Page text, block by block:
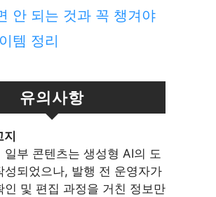
안 되는 것과 꼭 챙겨야
템 정리
유의사항
일부 콘텐츠는 생성형 AI의 도
성되었으나, 발행 전 운영자가
인 및 편집 과정을 거친 정보만